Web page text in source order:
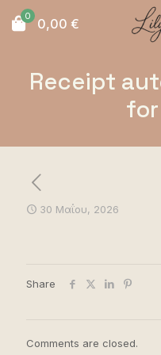
0 0,00 €
Receipt
for
30 Μαΐου, 2026
Share
Comments are closed.